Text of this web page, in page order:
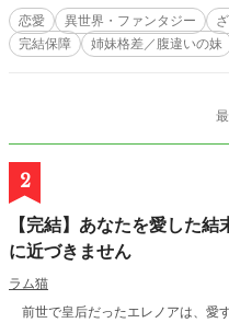
願いいたします。 注:打たれるシーンがあるので、苦手な方はお逃げください<(_
_)>
恋愛 異世界・ファンタジー
完結保障
姉妹格差／腹違いの妹
2
【完結】あなたを愛した
に近づきません
ラム猫
前世で皇后だったエレノアは、愛